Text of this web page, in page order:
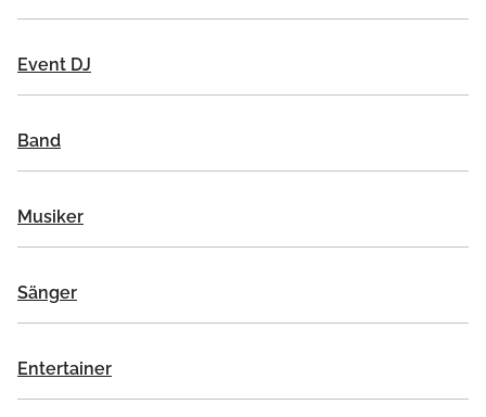
Event DJ
Band
Musiker
Sänger
Entertainer